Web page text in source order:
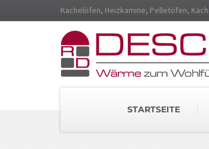
Kachelöfen, Heizkamine, Pelletöfen,
STARTSEITE